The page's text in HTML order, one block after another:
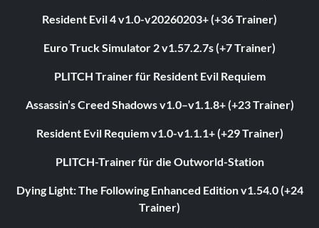
Resident Evil 4 v1.0-v20260203+ (+36 Trainer)
Euro Truck Simulator 2 v1.57.2.7s (+7 Trainer)
PLITCH Trainer für Resident Evil Requiem
Assassin’s Creed Shadows v1.0–v1.1.8+ (+23 Trainer)
Resident Evil Requiem v1.0-v1.1.1+ (+29 Trainer)
PLITCH-Trainer für die Outworld-Station
Dying Light: The Following Enhanced Edition v1.54.0 (+24
Trainer)